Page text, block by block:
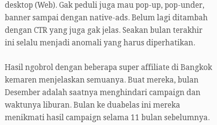
desktop (Web). Gak peduli juga mau pop-up, pop-under,
banner sampai dengan native-ads. Belum lagi ditambah
dengan CTR yang juga gak jelas. Seakan bulan terakhir
ini selalu menjadi anomali yang harus diperhatikan.
Hasil ngobrol dengan beberapa super affiliate di Bangkok
kemaren menjelaskan semuanya. Buat mereka, bulan
Desember adalah saatnya menghindari campaign dan
waktunya liburan. Bulan ke duabelas ini mereka
menikmati hasil campaign selama 11 bulan sebelumnya.